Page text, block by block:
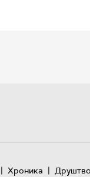
| Хроника | Друштво